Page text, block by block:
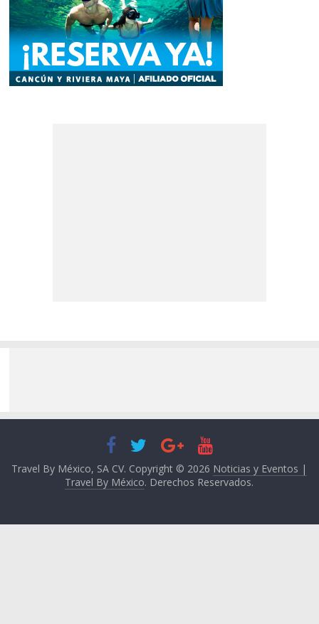
Travel By México, SA CV. Copyright © 2026 Noticias y Eventos |
Travel By México. Derechos Reservados.